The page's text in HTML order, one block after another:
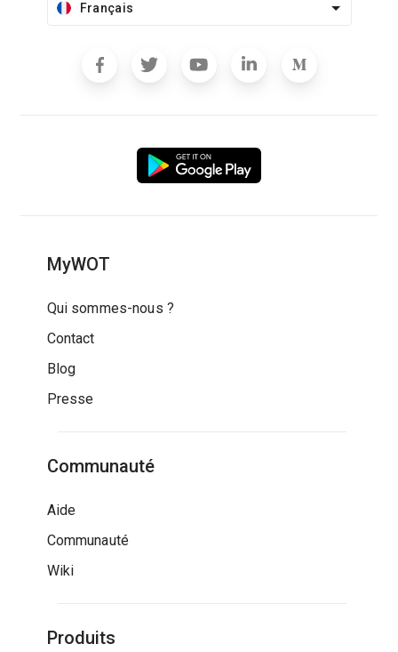
Français
MyWOT
Qui sommes-nous ?
Contact
Blog
Presse
Communauté
Aide
Communauté
Wiki
Produits